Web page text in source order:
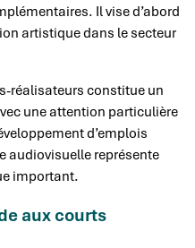
Il vise d’abord
artistique dans le secteur
réalisateurs constitue un
une attention particulière
d’emplois
audiovisuelle représente
important.
aux courts